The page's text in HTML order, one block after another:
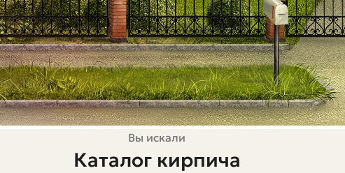
Вы искали
Каталог кирпича